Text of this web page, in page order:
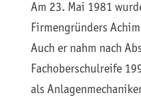
Am 23. Mai 1981
Firmengründers
Auch er nahm nach
Fachoberschulreife
als